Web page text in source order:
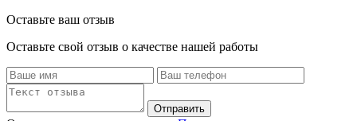
Оставьте ваш отзыв
Оставьте свой отзыв о качестве нашей работы